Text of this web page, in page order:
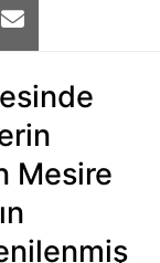
Mesire